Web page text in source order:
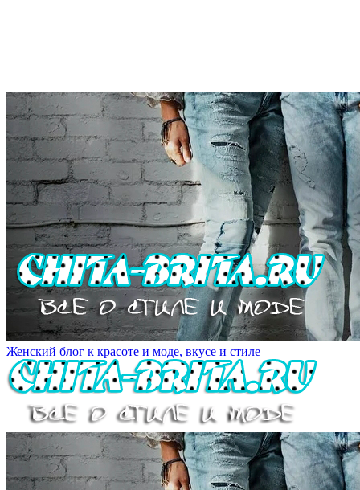
Женский блог к красоте и моде, вкусе и стиле